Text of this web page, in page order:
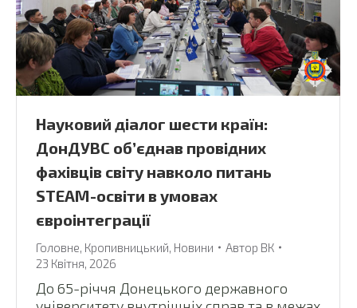
Науковий діалог шести країн:
ДонДУВС об’єднав провідних
фахівців світу навколо питань
STEAM-освіти в умовах
євроінтеграції
Головне, Кропивницький, Новини Автор ВК
23 Квітня, 2026
До 65-річчя Донецького державного